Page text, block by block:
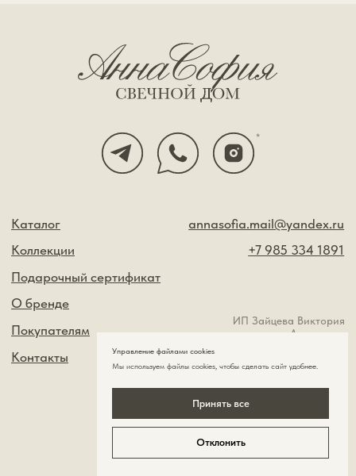
Управление файлами cookies
Мы используем файлы cookies , чтобы сделать сайт удобнее.
Принять все
Отклонить